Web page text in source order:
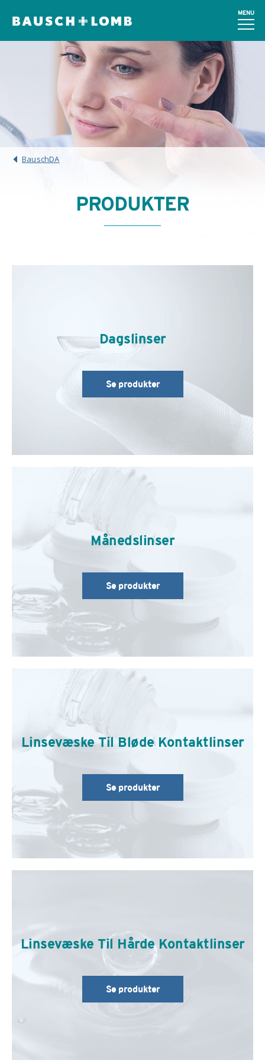
MENU
BauschDA
PRODUKTER
Dagslinser
Se produkter
Månedslinser
Se produkter
Linsevæske Til Bløde Kontaktlinser
Se produkter
Linsevæske Til Hårde Kontaktlinser
Se produkter